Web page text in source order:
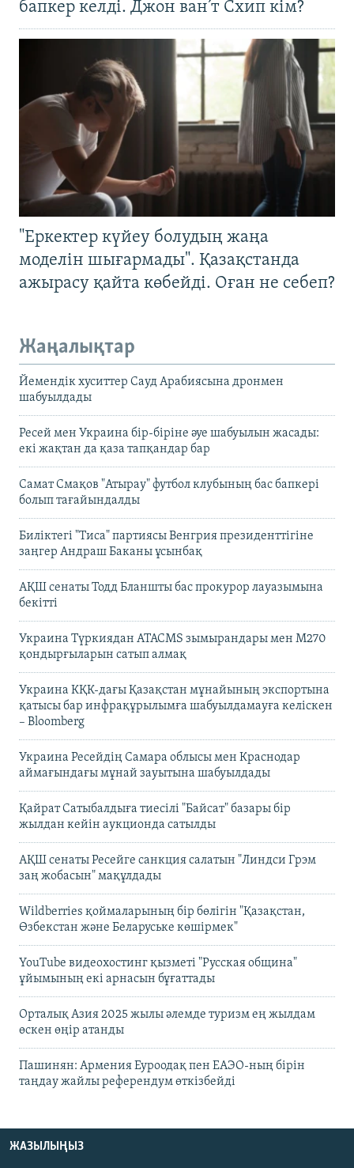
бапкер келді. Джон ван’т Схип кім?
"Еркектер күйеу болудың жаңа
моделін шығармады". Қазақстанда
ажырасу қайта көбейді. Оған не себеп?
Жаңалықтар
Йемендік хуситтер Сауд Арабиясына дронмен
шабуылдады
Ресей мен Украина бір-біріне әуе шабуылын жасады:
екі жақтан да қаза тапқандар бар
Самат Смақов "Атырау" футбол клубының бас бапкері
болып тағайындалды
Биліктегі "Тиса" партиясы Венгрия президенттігіне
заңгер Андраш Баканы ұсынбақ
АҚШ сенаты Тодд Бланшты бас прокурор лауазымына
бекітті
Украина Түркиядан ATACMS зымырандары мен M270
қондырғыларын сатып алмақ
Украина КҚК-дағы Қазақстан мұнайының экспортына
қатысы бар инфрақұрылымға шабуылдамауға келіскен
– Bloomberg
Украина Ресейдің Самара облысы мен Краснодар
аймағындағы мұнай зауытына шабуылдады
Қайрат Сатыбалдыға тиесілі "Байсат" базары бір
жылдан кейін аукционда сатылды
АҚШ сенаты Ресейге санкция салатын "Линдси Грэм
заң жобасын" мақұлдады
Wildberries қоймаларының бір бөлігін "Қазақстан,
Өзбекстан және Беларуське көшірмек"
YouTube видеохостинг қызметі "Русская община"
ұйымының екі арнасын бұғаттады
Орталық Азия 2025 жылы әлемде туризм ең жылдам
өскен өңір атанды
Пашинян: Армения Еуроодақ пен ЕАЭО-ның бірін
таңдау жайлы референдум өткізбейді
ЖАЗЫЛЫҢЫЗ